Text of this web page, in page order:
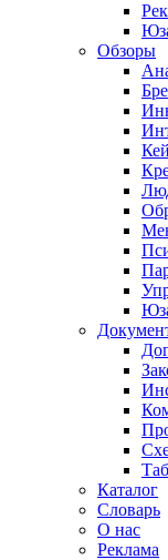
Обзоры
Каталог
Словарь
О нас
Реклама